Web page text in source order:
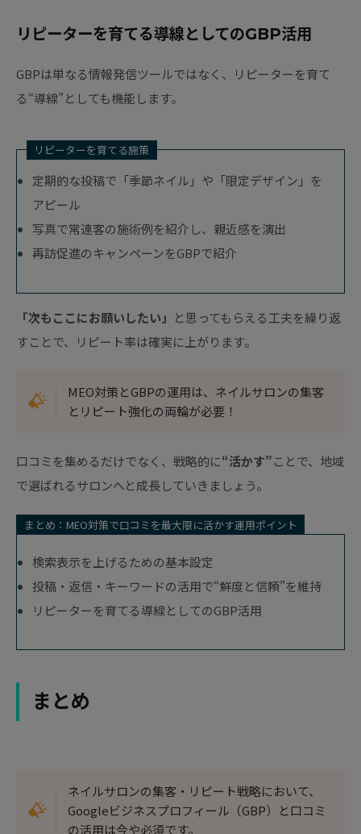
リピーターを育てる導線としてのGBP活用
GBPは単なる情報発信ツールではなく、リピーターを育て
る“導線”としても機能します。
リピーターを育てる施策
定期的な投稿で「季節ネイル」や「限定デザイン」を
アピール
写真で常連客の施術例を紹介し、親近感を演出
再訪促進のキャンペーンをGBPで紹介
「次もここにお願いしたい」 と思ってもらえる工夫を繰り返
すことで、リピート率は確実に上がります。
MEO対策とGBPの運用は、ネイルサロンの集客
とリピート強化の両輪が必要！
口コミを集めるだけでなく、戦略的に“活かす”ことで、地域
で選ばれるサロンへと成長していきましょう。
まとめ：MEO対策で口コミを最大限に活かす運用ポイント
検索表示を上げるための基本設定
投稿・返信・キーワードの活用で“鮮度と信頼”を維持
リピーターを育てる導線としてのGBP活用
まとめ
ネイルサロンの集客・リピート戦略において、
Googleビジネスプロフィール（GBP）と口コミ
の活用は今や必須です。